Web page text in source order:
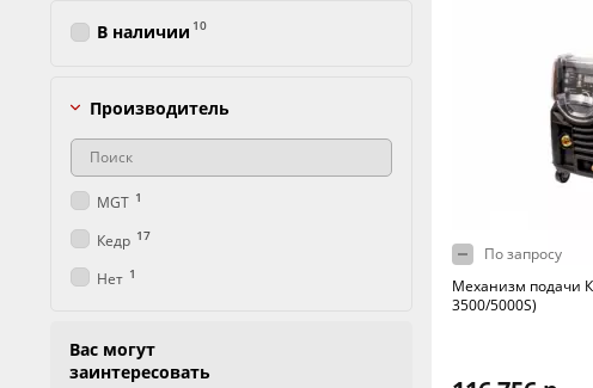
По запросу
Механизм подачи
3500/5000S)
В наличии 10
Производитель
MGT 1
Кедр 17
Нет 1
Вас могут
заинтересовать